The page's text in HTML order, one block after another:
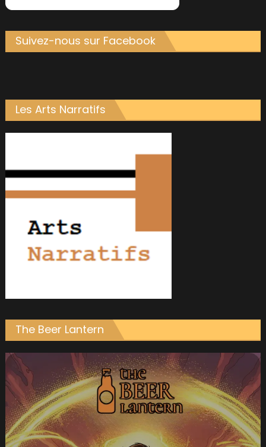
Suivez-nous sur Facebook
Les Arts Narratifs
The Beer Lantern